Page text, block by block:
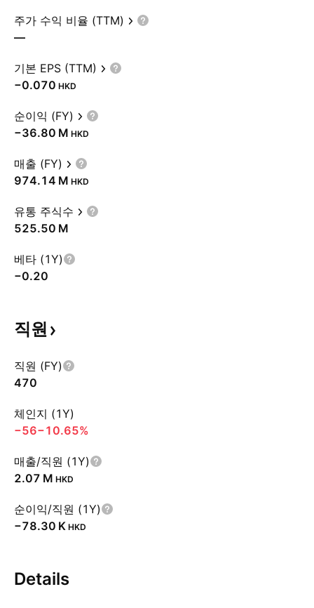
주가 수익 비율 (TTM)
—
기본 EPS (TTM)
−0.070 HKD
순이익 (FY)
‪−36.80 M‬ HKD
매출 (FY)
‪974.14 M‬ HKD
유통 주식수
‪525.50 M‬
베타 (1Y)
−0.20
직원
직원 (FY)
470
체인지 (1Y)
−56−10.65%
매출/직원 (1Y)
‪2.07 M‬ HKD
순이익/직원 (1Y)
‪−78.30 K‬ HKD
Details